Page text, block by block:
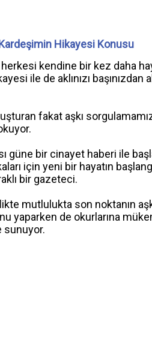
Hikayesi Konusu
kendine bir kez daha
ile de aklınızı başınızdan
fakat aşkı
güne bir cinayet haberi ile
için yeni bir hayatın
bir gazeteci.
mutlulukta son noktanın
yaparken de okurlarına
sunuyor.